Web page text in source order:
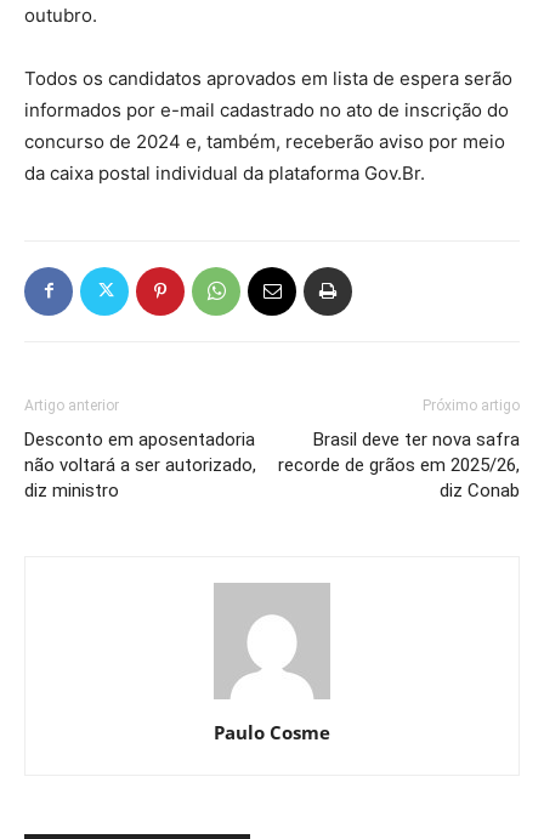
outubro.
Todos os candidatos aprovados em lista de espera serão
informados por e-mail cadastrado no ato de inscrição do
concurso de 2024 e, também, receberão aviso por meio
da caixa postal individual da plataforma Gov.Br.
Artigo anterior
Desconto em aposentadoria
não voltará a ser autorizado,
diz ministro
Próximo artigo
Brasil deve ter nova safra
recorde de grãos em 2025/26,
diz Conab
Paulo Cosme